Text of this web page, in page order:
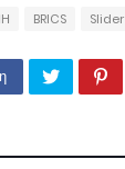
BRICS Slider